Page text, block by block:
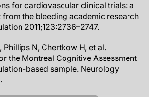
for cardiovascular clinical trials: a
from the bleeding academic research
2011;123:2736–2747.
Phillips N, Chertkow H, et al.
the Montreal Cognitive Assessment
based sample. Neurology